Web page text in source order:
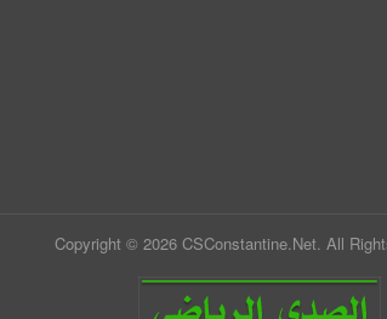
Copyright © 2026 CSConstantine.Net. All